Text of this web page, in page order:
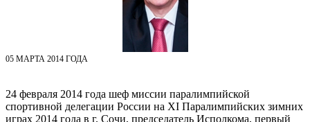
05 МАРТА 2014 ГОДА
24 февраля 2014 года шеф миссии паралимпийской
спортивной делегации России на XI Паралимпийских зимних
играх 2014 года в г. Сочи, председатель Исполкома, первый